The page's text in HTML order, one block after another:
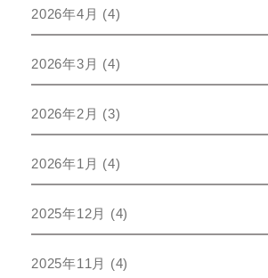
2026年4月 (4)
2026年3月 (4)
2026年2月 (3)
2026年1月 (4)
2025年12月 (4)
2025年11月 (4)